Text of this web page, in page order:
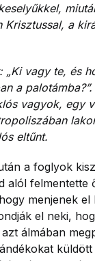
Krisztussal, a
„Ki vagy te, és
a
vagyok, egy
eltűnt.
a foglyok
alól felmentette
menjenek el
el neki,
álmában